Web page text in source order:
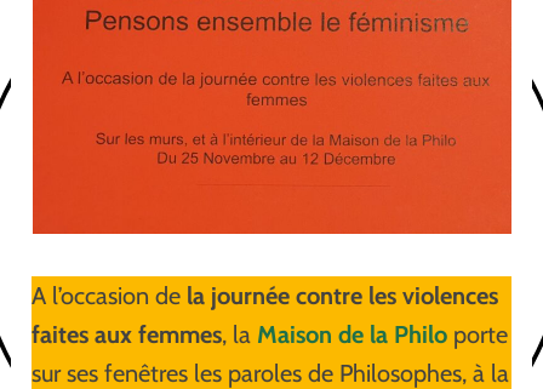
A l’occasion de la journée contre les violences
faites aux femmes, la Maison de la Philo porte
sur ses fenêtres les paroles de Philosophes, à la